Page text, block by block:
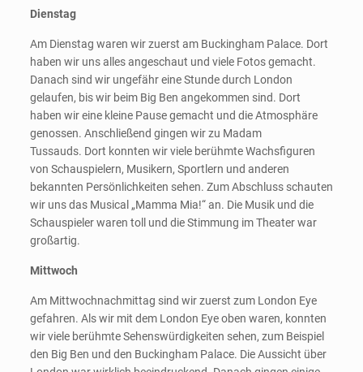
Dienstag
Am Dienstag waren wir zuerst am Buckingham Palace. Dort
haben wir uns alles angeschaut und viele Fotos gemacht.
Danach sind wir ungefähr eine Stunde durch London
gelaufen, bis wir beim Big Ben angekommen sind. Dort
haben wir eine kleine Pause gemacht und die Atmosphäre
genossen. Anschließend gingen wir zu Madam
Tussauds. Dort konnten wir viele berühmte Wachsfiguren
von Schauspielern, Musikern, Sportlern und anderen
bekannten Persönlichkeiten sehen. Zum Abschluss schauten
wir uns das Musical „Mamma Mia!“ an. Die Musik und die
Schauspieler waren toll und die Stimmung im Theater war
großartig.
Mittwoch
Am Mittwochnachmittag sind wir zuerst zum London Eye
gefahren. Als wir mit dem London Eye oben waren, konnten
wir viele berühmte Sehenswürdigkeiten sehen, zum Beispiel
den Big Ben und den Buckingham Palace. Die Aussicht über